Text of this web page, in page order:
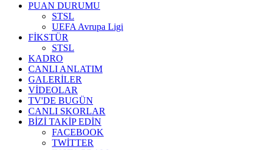
PUAN DURUMU
STSL
UEFA Avrupa Ligi
FİKSTÜR
STSL
KADRO
CANLI ANLATIM
GALERİLER
VİDEOLAR
TV'DE BUGÜN
CANLI SKORLAR
BİZİ TAKİP EDİN
FACEBOOK
TWİTTER